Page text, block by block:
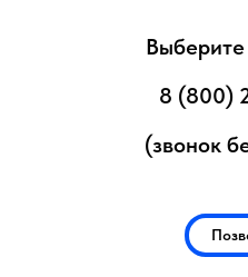
8 (800)
(звонок